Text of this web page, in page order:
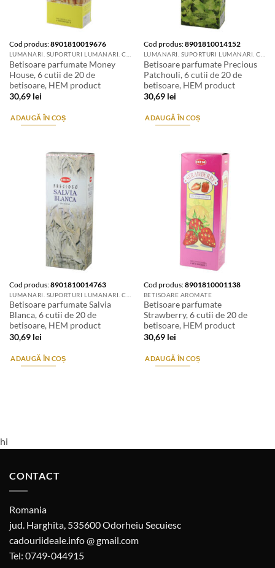
Cod produs:8901810019676
Betisoare parfumate Money
House, 6 cutii de 20 de
betisoare, HEM product
30,69 lei
ADAUGĂ ÎN COȘ
Cod produs:8901810014152
Betisoare parfumate Precious
Patchouli, 6 cutii de 20 de
betisoare, HEM product
30,69 lei
ADAUGĂ ÎN COȘ
Cod produs:8901810014763
Betisoare parfumate Salvia
Blanca, 6 cutii de 20 de
betisoare, HEM product
30,69 lei
ADAUGĂ ÎN COȘ
Cod produs:8901810001138
BETISOARE AROMATE
Betisoare parfumate
Strawberry, 6 cutii de 20 de
betisoare, HEM product
30,69 lei
ADAUGĂ ÎN COȘ
hi
CONTACT
Romania
jud. Harghita, 535600 Odorheiu Secuiesc
cadouriideale.info @ gmail.com
Tel: 0749-044915